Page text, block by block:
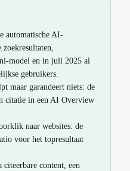
automatische AI-
model en in juli 2025 al
gebruikers.
maar garandeert niets: de
citatie in een AI Overview
naar websites: de
voor het topresultaat
content, een